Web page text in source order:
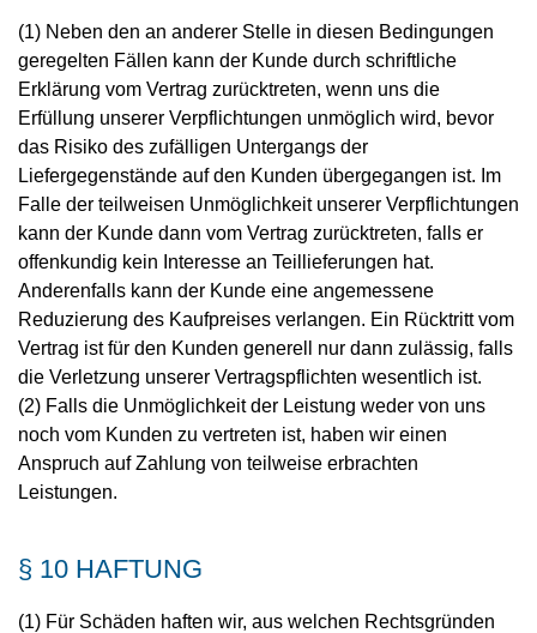
(1) Neben den an anderer Stelle in diesen Bedingungen
geregelten Fällen kann der Kunde durch schriftliche
Erklärung vom Vertrag zurücktreten, wenn uns die
Erfüllung unserer Verpflichtungen unmöglich wird, bevor
das Risiko des zufälligen Untergangs der
Liefergegenstände auf den Kunden übergegangen ist. Im
Falle der teilweisen Unmöglichkeit unserer Verpflichtungen
kann der Kunde dann vom Vertrag zurücktreten, falls er
offenkundig kein Interesse an Teillieferungen hat.
Anderenfalls kann der Kunde eine angemessene
Reduzierung des Kaufpreises verlangen. Ein Rücktritt vom
Vertrag ist für den Kunden generell nur dann zulässig, falls
die Verletzung unserer Vertragspflichten wesentlich ist.
(2) Falls die Unmöglichkeit der Leistung weder von uns
noch vom Kunden zu vertreten ist, haben wir einen
Anspruch auf Zahlung von teilweise erbrachten
Leistungen.
§ 10 HAFTUNG
(1) Für Schäden haften wir, aus welchen Rechtsgründen